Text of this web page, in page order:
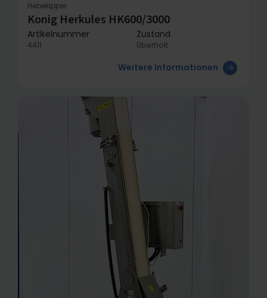
Hebekipper
Konig Herkules HK600/3000
Artikelnummer
4411
Zustand
Überholt
Weitere Informationen